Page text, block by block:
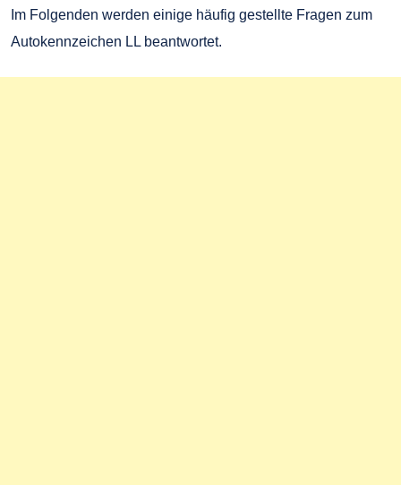
Im Folgenden werden einige häufig gestellte Fragen zum
Autokennzeichen LL beantwortet.